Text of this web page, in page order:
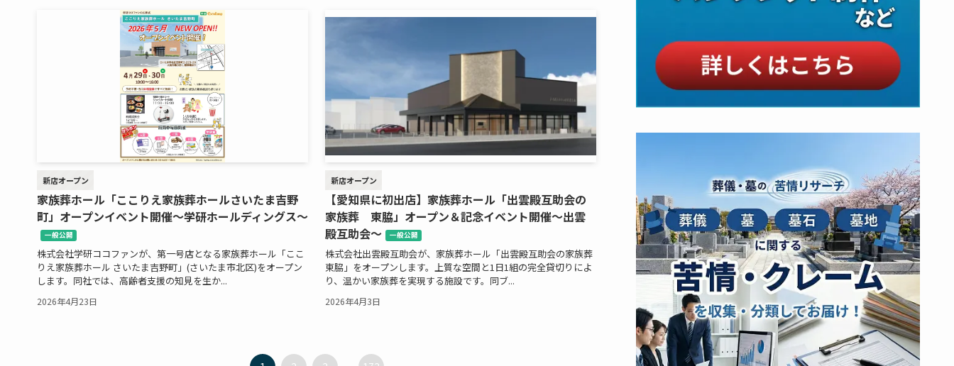
新店オープン
家族葬ホール「ここりえ家族葬ホールさいたま吉野
町」オープンイベント開催～学研ホールディングス～
一般公開
株式会社学研ココファンが、第一号店となる家族葬ホール「ここ
りえ家族葬ホール さいたま吉野町」(さいたま市北区)をオープン
します。同社では、高齢者支援の知見を生か...
2026年4月23日
新店オープン
【愛知県に初出店】家族葬ホール「出雲殿互助会の
家族葬 東脇」オープン＆記念イベント開催～出雲
殿互助会～
一般公開
株式会社出雲殿互助会が、家族葬ホール「出雲殿互助会の家族葬
東脇」をオープンします。上質な空間と1日1組の完全貸切りによ
り、温かい家族葬を実現する施設です。同ブ...
2026年4月3日